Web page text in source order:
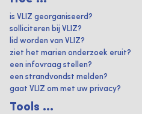
is VLIZ georganiseerd?
solliciteren bij VLIZ?
lid worden van VLIZ?
ziet het marien onderzoek eruit?
een infovraag stellen?
een strandvondst melden?
gaat VLIZ om met uw privacy?
Tools ...